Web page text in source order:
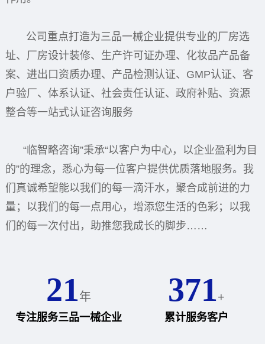
公司重点打造为三品一械企业提供专业的厂房选
址、厂房设计装修、生产许可证办理、化妆品产品备
案、进出口资质办理、产品检测认证、GMP认证、客
户验厂、体系认证、社会责任认证、政府补贴、资源
整合等一站式认证咨询服务
“临智略咨询”秉承“以客户为中心，以企业盈利为目
的”的理念，悉心为每一位客户提供优质落地服务。我
们真诚希望能以我们的每一滴汗水，聚合成前进的力
量；以我们的每一点用心，增添您生活的色彩；以我
们的每一次付出，助推您我成长的脚步……
21年
专注服务三品一械企业
371+
累计服务客户